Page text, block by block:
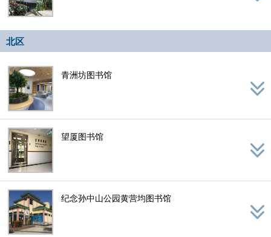
北区
青洲坊图书馆
望厦图书馆
纪念孙中山公园黄营均图书馆